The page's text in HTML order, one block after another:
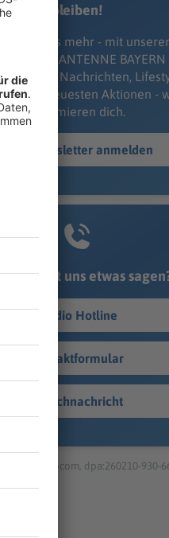
bleiben!
nichts mehr - mit
ANTENNE BAYERN
Ob Nachrichten,
unsere neuesten Aktionen -
informieren dich.
Zum Newsletter anmelden
möchtest uns etwas
Studio Hotline
Kontaktformular
Sprachnachricht
© dpa-infocom, dpa:260210-930-